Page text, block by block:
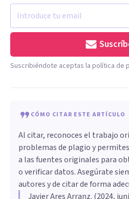
Suscribiéndote aceptas la política de
CÓMO CITAR ESTE ARTÍCULO
Al citar, reconoces el trabajo
problemas de plagio y
a las fuentes originales para
o verificar datos. Asegúrate
autores y de citar de forma
Javier Ares Arranz. (2024,